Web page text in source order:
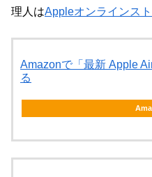
理人はAppleオンラインス
Amazonで「最新 Apple
る